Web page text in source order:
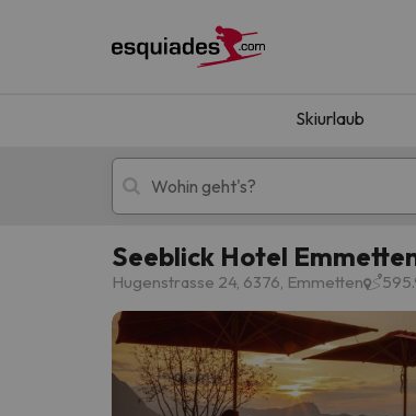
Skiurlaub
Skiurlaub Berghotels
Seeblick Hotel
Hugenstrasse 24, 6376, Emmetten